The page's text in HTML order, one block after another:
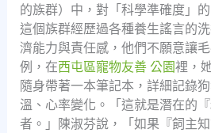
的族群）中，對「科學準確度」
這個族群經歷過各種養生謠言的
濟能力與責任感，他們不願意讓
例，在西屯區寵物友善 公園裡，
隨身帶著一本筆記本，詳細記錄
溫、心率變化。「這就是潛在的
者。」陳淑芬說，「如果『飼主